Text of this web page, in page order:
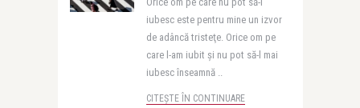
iubesc este pentru mine un izvor
de adâncă tristeţe. Orice om pe
care l-am iubit şi nu pot să-l mai
iubesc înseamnă ..
CITEȘTE ÎN CONTINUARE